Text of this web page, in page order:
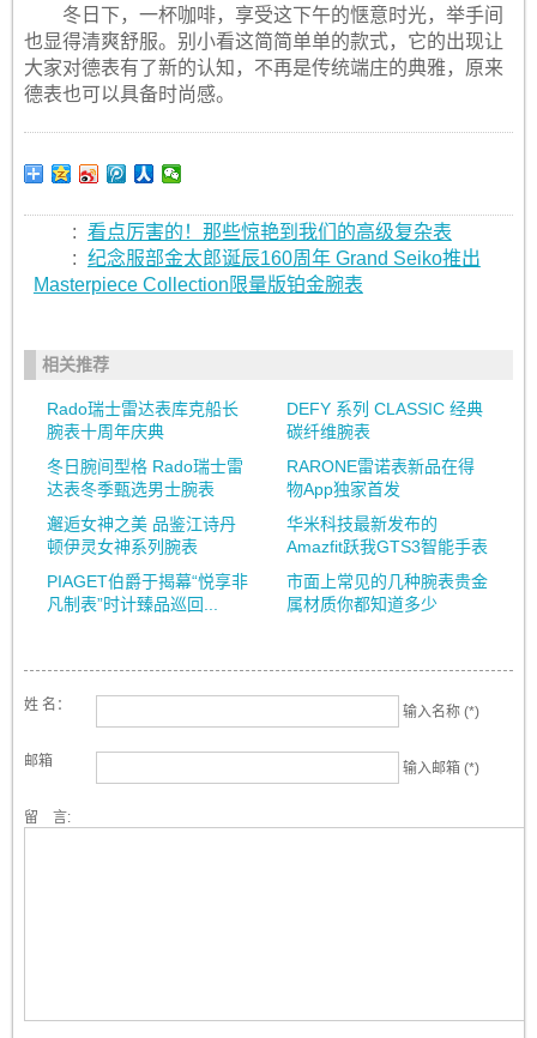
冬日下，一杯咖啡，享受这下午的惬意时光，举手间
也显得清爽舒服。别小看这简简单单的款式，它的出现让
大家对德表有了新的认知，不再是传统端庄的典雅，原来
德表也可以具备时尚感。
: 看点厉害的！那些惊艳到我们的高级复杂表
: 纪念服部金太郎诞辰160周年 Grand Seiko推出
Masterpiece Collection限量版铂金腕表
相关推荐
Rado瑞士雷达表库克船长
腕表十周年庆典
DEFY 系列 CLASSIC 经典
碳纤维腕表
冬日腕间型格 Rado瑞士雷
达表冬季甄选男士腕表
RARONE雷诺表新品在得
物App独家首发
邂逅女神之美 品鉴江诗丹
顿伊灵女神系列腕表
华米科技最新发布的
Amazfit跃我GTS3智能手表
PIAGET伯爵于揭幕“悦享非
凡制表”时计臻品巡回...
市面上常见的几种腕表贵金
属材质你都知道多少
姓 名： 输入名称 (*)
邮箱 输入邮箱 (*)
留 言: